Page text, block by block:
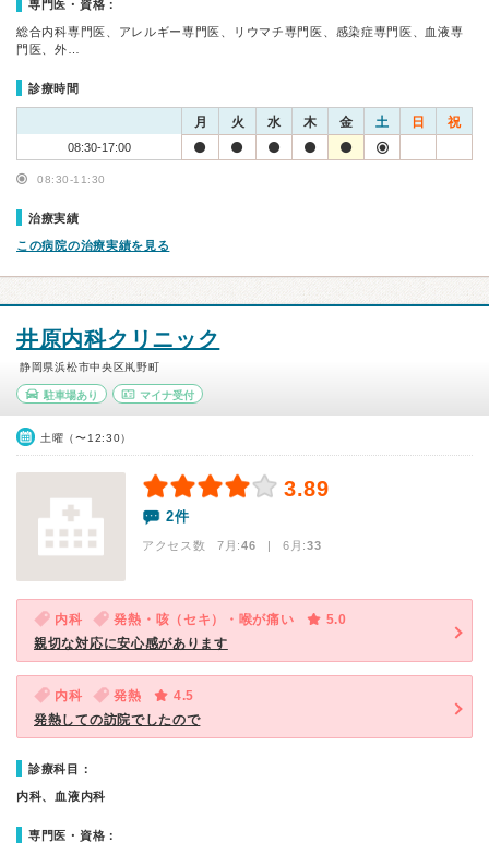
専門医・資格：
総合内科専門医、アレルギー専門医、リウマチ専門医、感染症専門医、血液専
門医、外…
診療時間
月 火 水 木 金 土 日 祝
08:30-17:00
08:30-11:30
治療実績
この病院の治療実績を見る
井原内科クリニック
静岡県浜松市中央区鼡野町
駐車場あり マイナ受付
土曜（〜12:30）
3.89
2件
アクセス数 7月:46 | 6月:33
内科 発熱・咳（セキ）・喉が痛い
5.0
親切な対応に安心感があります
内科 発熱
4.5
発熱しての訪院でしたので
診療科目：
内科、血液内科
専門医・資格：